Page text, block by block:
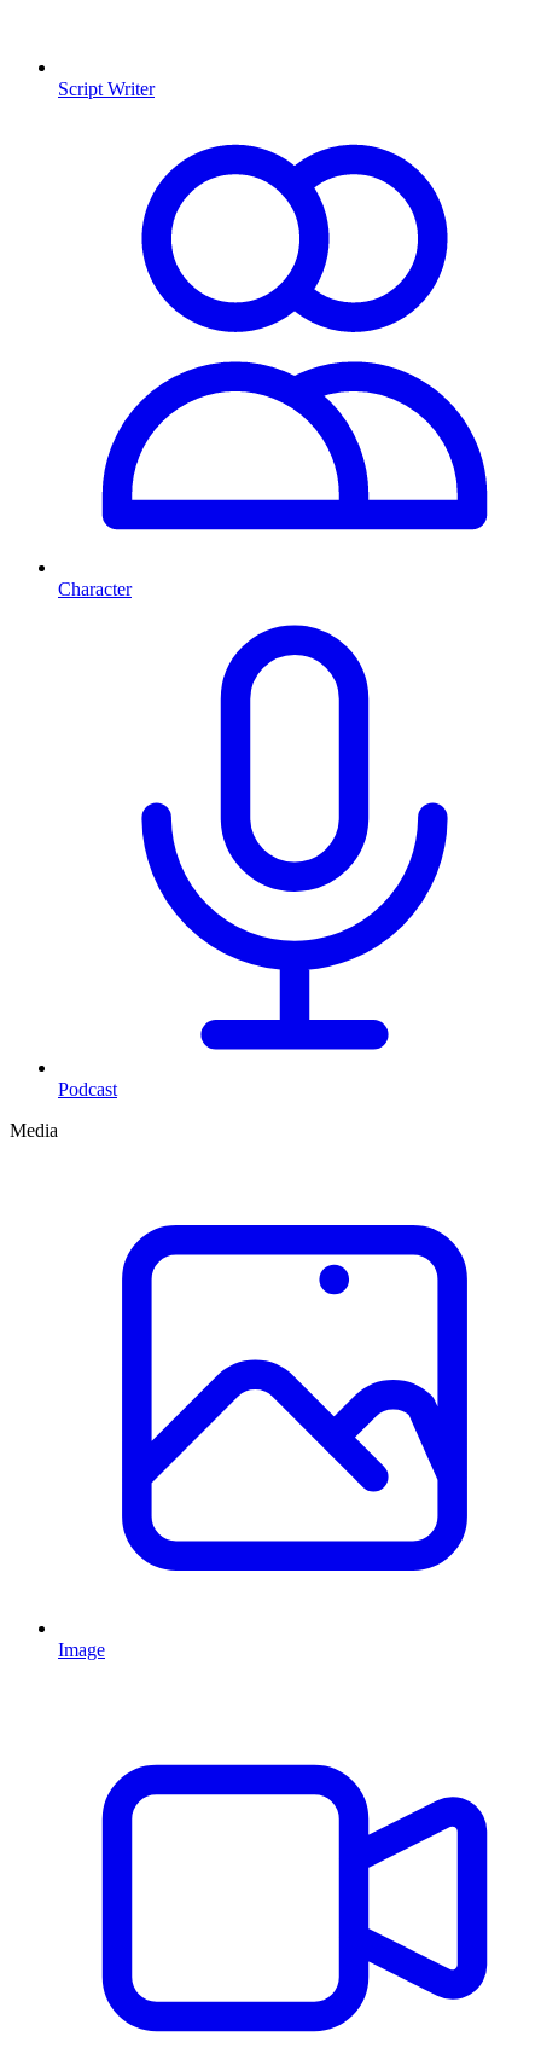
Script Writer
Character
Podcast
Media
Image